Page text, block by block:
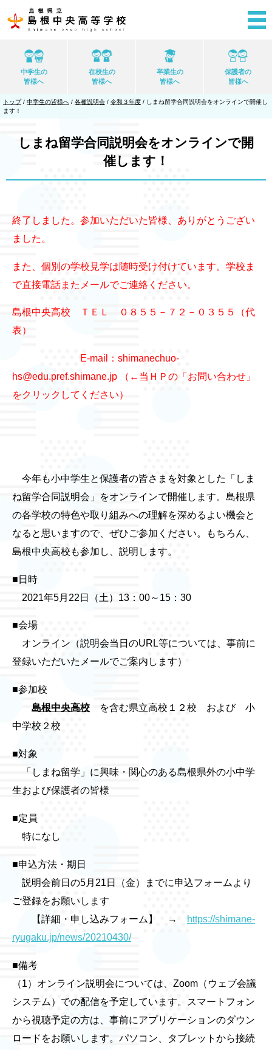
中学生の
皆様へ
在校生の
皆様へ
卒業生の
皆様へ
保護者の
皆様へ
現
在
トップ/ 中学生の皆様へ / 各種説明会 / 令和３年度 / しまね留学合同説明会をオンラインで開催し
ます！
しまね留学合同説明会をオンラインで開
催します！
終了しました。参加いただいた皆様、ありがとうござい
ました。
また、個別の学校見学は随時受け付けています。学校ま
で直接電話またメールでご連絡ください。
島根中央高校 ＴＥＬ ０８５５－７２－０３５５（代
表）
E-mail：shimanechuo-
hs@edu.pref.shimane.jp （←当ＨＰの「お問い合わせ」
をクリックしてください）
今年も小中学生と保護者の皆さまを対象とした「しま
ね留学合同説明会」をオンラインで開催します。島根県
の各学校の特色や取り組みへの理解を深めるよい機会と
なると思いますので、ぜひご参加ください。もちろん、
島根中央高校も参加し、説明します。
■日時
2021年5月22日（土）13：00～15：30
■会場
オンライン（説明会当日のURL等については、事前に
登録いただいたメールでご案内します）
■参加校
島根中央高校 を含む県立高校１２校 および 小
中学校２校
■対象
「しまね留学」に興味・関心のある島根県外の小中学
生および保護者の皆様
■定員
特になし
■申込方法・期日
説明会前日の5月21日（金）までに申込フォームより
ご登録をお願いします
【詳細・申し込みフォーム】 →
https://shimane-
ryugaku.jp/news/20210430/
■備考
（1）オンライン説明会については、Zoom（ウェブ会議
システム）での配信を予定しています。スマートフォン
から視聴予定の方は、事前にアプリケーションのダウン
ロードをお願いします。パソコン、タブレットから接続